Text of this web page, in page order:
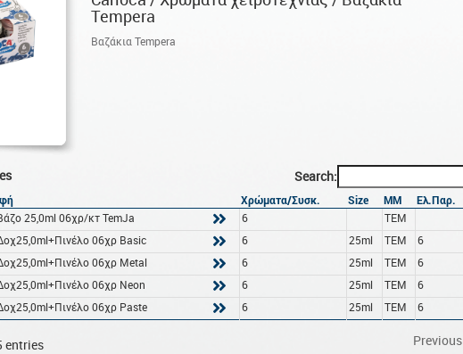
Tempera
Βαζάκια Tempera
Search:
Χρώματα/Συσκ. Size ΜΜ Ελ.Παρ.
25,0ml 06χρ/κτ TemJa 6
ΤΕΜ
06χρ Basic 6 25ml ΤΕΜ
6
06χρ Metal 6 25ml ΤΕΜ
6
06χρ Neon 6 25ml ΤΕΜ
6
06χρ Paste 6 25ml ΤΕΜ 6
entries Previous